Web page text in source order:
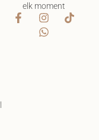
elk moment